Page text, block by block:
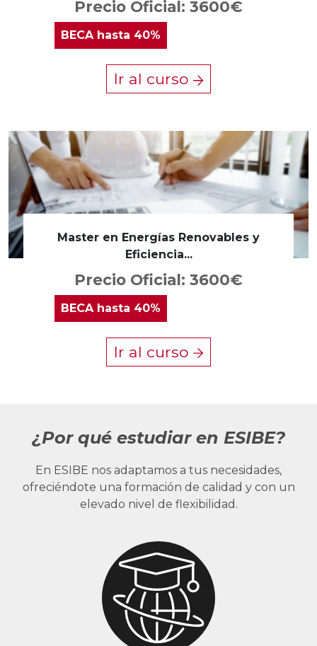
Precio Oficial: 3600€
BECAhasta 40%
Ir al curso
Master en Energías Renovables y
Eficiencia...
Precio Oficial: 3600€
BECA hasta 40%
Ir al curso
¿Por qué estudiar en ESIBE?
En ESIBE nos adaptamos a tus necesidades,
ofreciéndote una formación de calidad y con un
elevado nivel de flexibilidad.